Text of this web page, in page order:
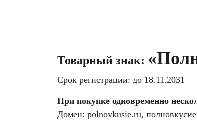
Товарный знак:
Срок регистрации: до 18.11.2031
При покупке одновременно
Домен: polnovkusie.ru,